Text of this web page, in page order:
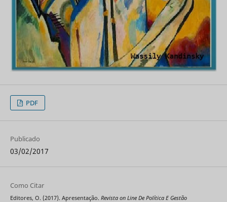
PDF
Publicado
03/02/2017
Como Citar
Editores, O. (2017). Apresentação. Revista on Line De Política E Gestão